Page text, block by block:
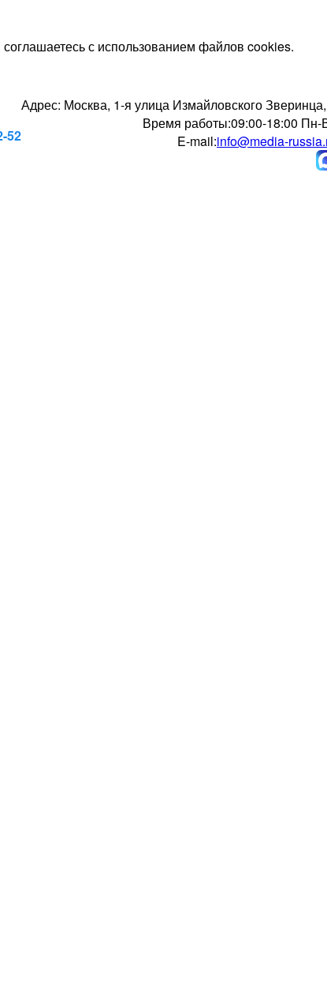
с использованием файлов cookies.
52
Адрес: Москва, 1-я улица Измайловского
Время работы:09:00-18:00 Пн-
E-mail:info@media-